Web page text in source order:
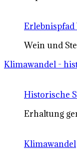
Erlebnispfad
Wein und
Klimawandel -
Historische
Erhaltung
Klimawandel